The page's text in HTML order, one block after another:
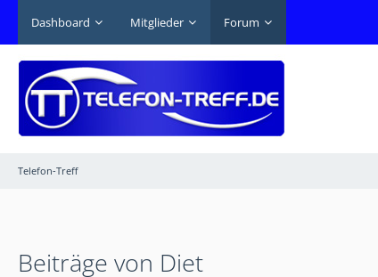
Dashboard Mitglieder Forum
Telefon-Treff
Beiträge von Diet